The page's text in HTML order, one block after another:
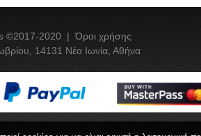
©2017-2020 | Όροι χρήσης
14131 Νέα Ιωνία, Αθήνα